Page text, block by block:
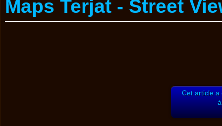
Cet article a